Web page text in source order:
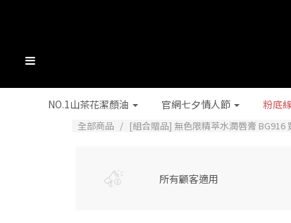
NO.1山茶花潔顏油 官網七夕情人節 粉底
全部商品 [組合贈品] 無色限精萃水潤唇膏 BG916
所有顧客適用